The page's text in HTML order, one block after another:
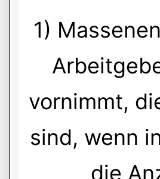
1)
vornimmt,
sind, wenn
die